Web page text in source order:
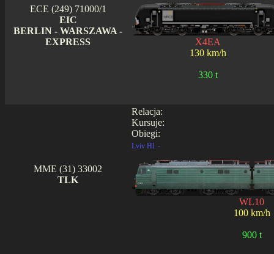
ECE (249) 71000/1
EIC
BERLIN - WARSZAWA -
EXPRESS
X4EA
130 km/h
330 t
Relacja:
Kursuje:
Obiegi:
MME (31) 33002
TLK
Lviv Hl. -
WL10
100 km/h
900 t